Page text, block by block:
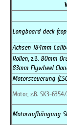
Longboard deck
Achsen 184mm
Rollen, z.B. 80mm
83mm Flywheel
Motorsteuerung
Motor, z.B. SK3-
Motoraufhängung